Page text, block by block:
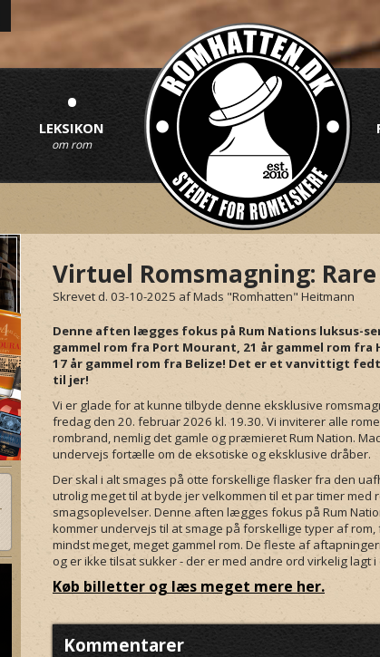
•
LEKSIKON
om rom
Virtuel Romsmagning:
Skrevet d. 03-10-2025 afMads "Romhatten" Heitmann
Denne aften lægges fokus på Rum Nations luksus-
gammel rom fra Port Mourant, 21 år gammel rom fra
17 år gammel rom fra Belize! Det er et vanvittigt
til jer!
Vi er glade for at kunne tilbyde denne eksklusive
fredag den 20. februar 2026 kl. 19.30. Vi inviterer alle
rombrand, nemlig det gamle og præmieret Rum Nation.
undervejs fortælle om de eksotiske og eksklusive dråber.
Der skal i alt smages på otte forskellige flasker fra den
utrolig meget til at byde jer velkommen til et par timer med
smagsoplevelser. Denne aften lægges fokus på Rum
kommer undervejs til at smage på forskellige typer af
mindst meget, meget gammel rom. De fleste af
og er ikke tilsat sukker - der er med andre ord virkelig
Køb billetter og læs meget mere her.
Kommentarer